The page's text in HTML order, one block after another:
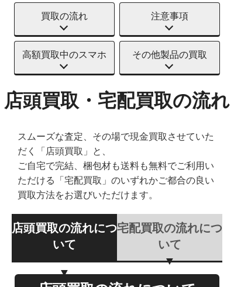
買取の流れ 注意事項
高額買取中のスマホ その他製品の買取
店頭買取・宅配買取の流れ
スムーズな査定、その場で現金買取させていた
だく「店頭買取」と、
ご自宅で完結、梱包材も送料も無料でご利用い
ただける「宅配買取」のいずれかご都合の良い
買取方法をお選びいただけます。
店頭買取の流れにつ
いて
宅配買取の流れにつ
いて